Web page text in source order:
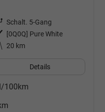
Getriebe Schalt. 5-Gang
[0Q0Q] Pure White
Kilometerstand 20 km
Details
100km